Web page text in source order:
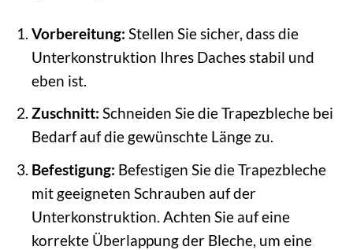
Vorbereitung: Stellen Sie sicher, dass die
Unterkonstruktion Ihres Daches stabil und
eben ist.
Zuschnitt: Schneiden Sie die Trapezbleche bei
Bedarf auf die gewünschte Länge zu.
Befestigung: Befestigen Sie die Trapezbleche
mit geeigneten Schrauben auf der
Unterkonstruktion. Achten Sie auf eine
korrekte Überlappung der Bleche, um eine